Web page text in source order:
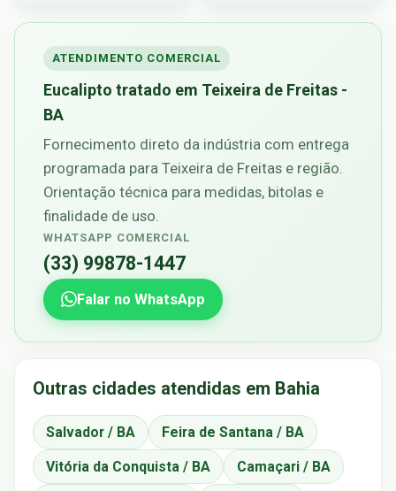
ATENDIMENTO COMERCIAL
Eucalipto tratado em Teixeira de Freitas -
BA
Fornecimento direto da indústria com entrega
programada para Teixeira de Freitas e região.
Orientação técnica para medidas, bitolas e
finalidade de uso.
WHATSAPP COMERCIAL
(33) 99878-1447
Falar no WhatsApp
Outras cidades atendidas em Bahia
Salvador / BA Feira de Santana / BA
Vitória da Conquista / BA Camaçari / BA